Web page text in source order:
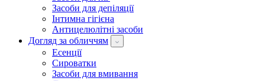
Засоби для депіляції
Інтимна гігієна
Антицелюлітні засоби
Догляд за обличчям
Есенції
Сироватки
Засоби для вмивання